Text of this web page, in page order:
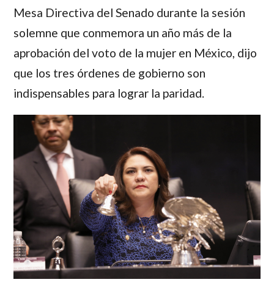
Mesa Directiva del Senado durante la sesión
solemne que conmemora un año más de la
aprobación del voto de la mujer en México, dijo
que los tres órdenes de gobierno son
indispensables para lograr la paridad.